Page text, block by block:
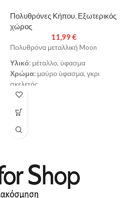
Πολυθρόνες Κήπου, Εξωτερικός
χώρος
11,99 €
Πολυθρόνα μεταλλική Moon
Υλικό: μέταλλο, ύφασμα
Χρώμα: μαύρο ύφασμα, γκρι
σκελετός
Διαστάσεις
Κατασκευασμένη από υψηλής
ποιότητας στιβαρό μεταλλικό
Με κάθισμα από εξαιρετικής
ποιότητας ύφασμα που την κάνει
να αγκαλιάζει σωστά το σώμα